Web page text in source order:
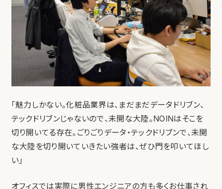
「魅力しかない。化粧品業界は、まだまだデータドリブン、
テックドリブンじゃないので、未開な大陸。NOINはそこを
切り開いてる存在。ごりごりデータ・テックドリブンで、未開
な大陸を切り開いていきたい強者は、ぜひ門を叩いてほし
い」
オフィスでは実際に男性エンジニアの方も多くお仕事され